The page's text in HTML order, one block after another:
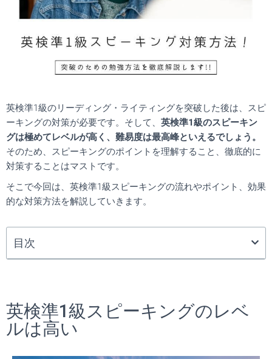
英検準1級のリーディング・ライティングを突破した後は、スピ
ーキングの対策が必要です。そして、 英検準1級のスピーキン
グは極めてレベルが高く、難易度は最高峰といえるでしょう。
そのため、スピーキングのポイントを理解すること、徹底的に
対策することはマストです。
そこで今回は、英検準1級スピーキングの流れやポイント、効果
的な対策方法を解説していきます。
目次
英検準1級スピーキングのレベ
ルは高い